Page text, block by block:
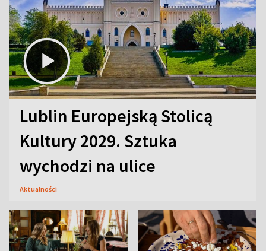
Lublin Europejską Stolicą
Kultury 2029. Sztuka
wychodzi na ulice
Aktualności